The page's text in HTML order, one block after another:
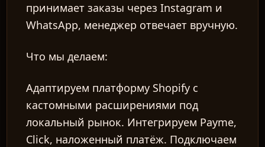
принимает заказы через Instagram и
WhatsApp, менеджер отвечает вручную.
Что мы делаем:
Адаптируем платформу Shopify с
кастомными расширениями под
локальный рынок. Интегрируем Payme,
Click, наложенный платёж. Подключаем